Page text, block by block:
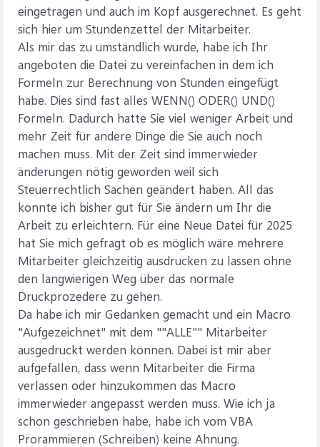
eingetragen und auch im Kopf ausgerechnet. Es geht
sich hier um Stundenzettel der Mitarbeiter.
Als mir das zu umständlich wurde, habe ich Ihr
angeboten die Datei zu vereinfachen in dem ich
Formeln zur Berechnung von Stunden eingefügt
habe. Dies sind fast alles WENN() ODER() UND()
Formeln. Dadurch hatte Sie viel weniger Arbeit und
mehr Zeit für andere Dinge die Sie auch noch
machen muss. Mit der Zeit sind immerwieder
änderungen nötig geworden weil sich
Steuerrechtlich Sachen geändert haben. All das
konnte ich bisher gut für Sie ändern um Ihr die
Arbeit zu erleichtern. Für eine Neue Datei für 2025
hat Sie mich gefragt ob es möglich wäre mehrere
Mitarbeiter gleichzeitig ausdrucken zu lassen ohne
den langwierigen Weg über das normale
Druckprozedere zu gehen.
Da habe ich mir Gedanken gemacht und ein Macro
"Aufgezeichnet" mit dem ""ALLE"" Mitarbeiter
ausgedruckt werden können. Dabei ist mir aber
aufgefallen, dass wenn Mitarbeiter die Firma
verlassen oder hinzukommen das Macro
immerwieder angepasst werden muss. Wie ich ja
schon geschrieben habe, habe ich vom VBA
Prorammieren (Schreiben) keine Ahnung.